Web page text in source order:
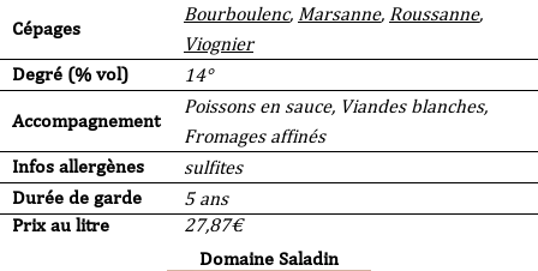
Cépages
Bourboulenc, Marsanne, Roussanne,
Viognier
Degré (% vol)
14°
Accompagnement
Poissons en sauce, Viandes blanches,
Fromages affinés
Infos allergènes
sulfites
Durée de garde
5 ans
Prix au litre
27,87€
Domaine Saladin